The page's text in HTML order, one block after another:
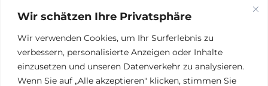
Wir schätzen Ihre Privatsphäre
Wir verwenden Cookies, um Ihr Surferlebnis zu
verbessern, personalisierte Anzeigen oder Inhalte
einzusetzen und unseren Datenverkehr zu analysieren.
Wenn Sie auf „Alle akzeptieren" klicken, stimmen Sie
Weitere
Links
Vino Vitalis
Ottersbachtal